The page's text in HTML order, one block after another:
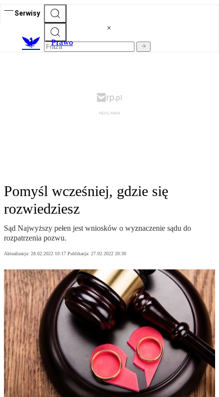
Serwisy
Prawo
Pomyśl wcześniej, gdzie się
rozwiedziesz
Sąd Najwyższy pełen jest wniosków o wyznaczenie sądu do
rozpatrzenia pozwu.
Aktualizacja: 28.02.2022 10:17 Publikacja: 27.02.2022 20:30